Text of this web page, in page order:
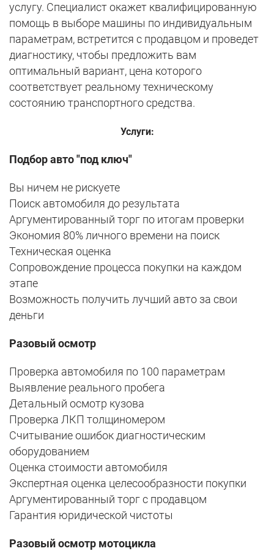
услугу. Специалист окажет квалифицированную
помощь в выборе машины по индивидуальным
параметрам, встретится с продавцом и проведет
диагностику, чтобы предложить вам
оптимальный вариант, цена которого
соответствует реальному техническому
состоянию транспортного средства.
Услуги:
Подбор авто "под ключ"
Вы ничем не рискуете
Поиск автомобиля до результата
Аргументированный торг по итогам проверки
Экономия 80% личного времени на поиск
Техническая оценка
Сопровождение процесса покупки на каждом
этапe
Возможность получить лучший авто за свои
деньги
Разовый осмотр
Проверка автомобиля по 100 параметрам
Выявление реального пробега
Детальный осмотр кузова
Проверка ЛКП толщиномером
Считывание ошибок диагностическим
оборудованием
Оценка стоимости автомобиля
Экспертная оценка целесообразности покупки
Аргументированный торг с продавцом
Гарантия юридической чистоты
Разовый осмотр мотоцикла